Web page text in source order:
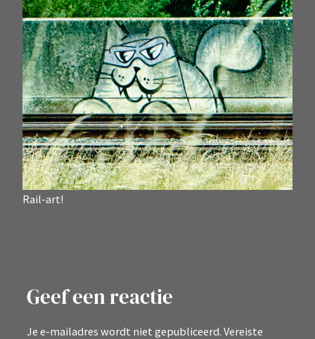
Rail-art!
Geef een reactie
Je e-mailadres wordt niet gepubliceerd. Vereiste